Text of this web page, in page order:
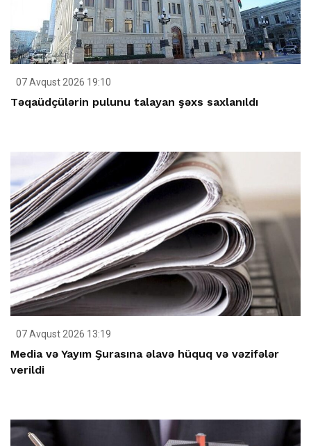
07 Avqust 2026 19:10
Təqaüdçülərin pulunu talayan şəxs saxlanıldı
07 Avqust 2026 13:19
Media və Yayım Şurasına əlavə hüquq və vəzifələr
verildi